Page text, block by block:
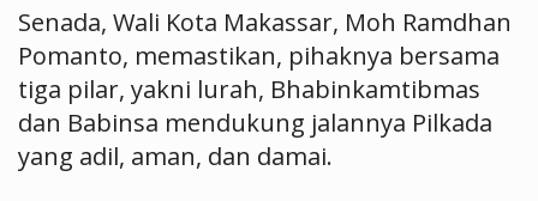
Senada, Wali Kota Makassar, Moh Ramdhan
Pomanto, memastikan, pihaknya bersama
tiga pilar, yakni lurah, Bhabinkamtibmas
dan Babinsa mendukung jalannya Pilkada
yang adil, aman, dan damai.